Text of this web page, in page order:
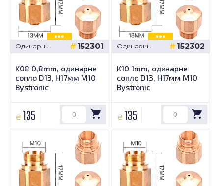
Одинарні
H17мм M10
152301
K08 0,8mm, одинарне
сопло D13, H17мм M10
Bystronic
₴ 135
Одинарні
H17мм M10
152302
K10 1mm, одинарне
сопло D13, H17мм M10
Bystronic
₴ 135